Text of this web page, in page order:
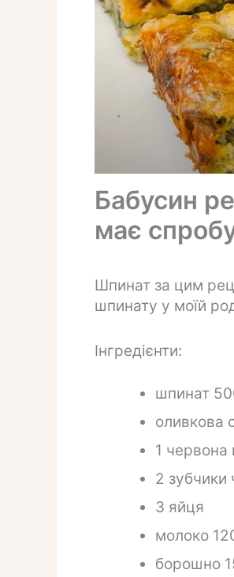
Бабусин
має
Шпинат за цим
шпинату у моїй
Інгредієнти:
шпинат
оливкова
1 червона
2 зубчики
3 яйця
молоко
борошно